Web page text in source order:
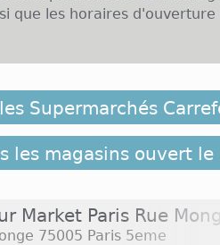
que les horaires
ne soient pas répertoriés
des supermarchés de
Supermarchés Carrefour
Supermarchés
les magasins ouvert
Market Paris Rue
75005 Paris 5eme